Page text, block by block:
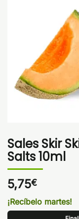
Sales Skir
Salts 10ml
5,75€
¡Recíbelo martes!